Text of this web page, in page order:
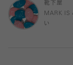
靴下屋
MARK IS
い